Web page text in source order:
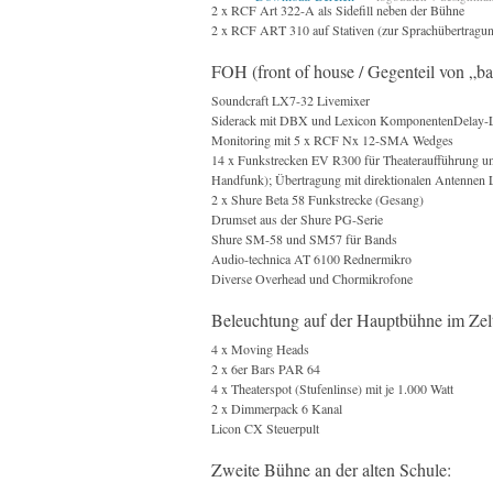
2 x RCF Art 322-A als Sidefill neben der Bühne
2 x RCF ART 310 auf Stativen (zur
FOH (front of house / Gegenteil von
Soundcraft LX7-32 Livemixer
Siderack mit DBX und Lexicon
Monitoring mit 5 x RCF Nx 12-SMA Wedges
14 x Funkstrecken EV R300 für Theateraufführung
Handfunk); Übertragung mit direktionalen Antennen
2 x Shure Beta 58 Funkstrecke (Gesang)
Drumset aus der Shure PG-Serie
Shure SM-58 und SM57 für Bands
Audio-technica AT 6100 Rednermikro
Diverse Overhead und Chormikrofone
Beleuchtung auf der Hauptbühne im
4 x Moving Heads
2 x 6er Bars PAR 64
4 x Theaterspot (Stufenlinse) mit je 1.000 Watt
2 x Dimmerpack 6 Kanal
Licon CX Steuerpult
Zweite Bühne an der alten Schule: